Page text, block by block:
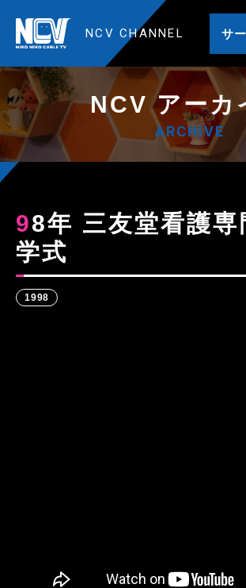
NCV CHANNEL サ
NCV アーカ
ARCHIVE
98年 三友堂看護専門学校入
学式
1998